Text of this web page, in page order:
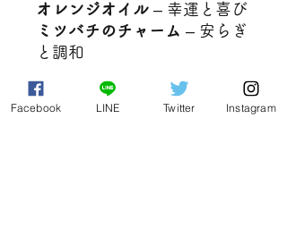
オレンジオイル – 幸運と喜び
ミツバチのチャーム – 安らぎ
と調和
英国・グラストンベリーの
The Goddess and Greenman
Facebook LINE Twitter Instagram